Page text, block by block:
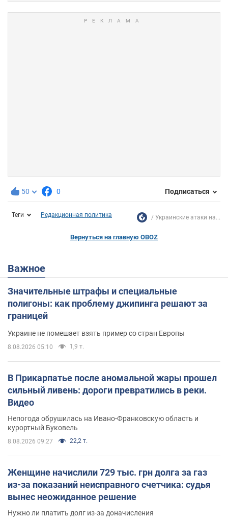
50 0 Подписаться
Теги Редакционная политика Украинские атаки на...
Вернуться на главную OBOZ
Важное
Значительные штрафы и специальные
полигоны: как проблему джипинга решают за
границей
Украине не помешает взять пример со стран Европы
8.08.2026 05:10 1,9 т.
В Прикарпатье после аномальной жары прошел
сильный ливень: дороги превратились в реки.
Видео
Непогода обрушилась на Ивано-Франковскую область и
курортный Буковель
8.08.2026 09:27 22,2 т.
Женщине начислили 729 тыс. грн долга за газ
из-за показаний неисправного счетчика: судья
вынес неожиданное решение
Нужно ли платить долг из-за доначисления